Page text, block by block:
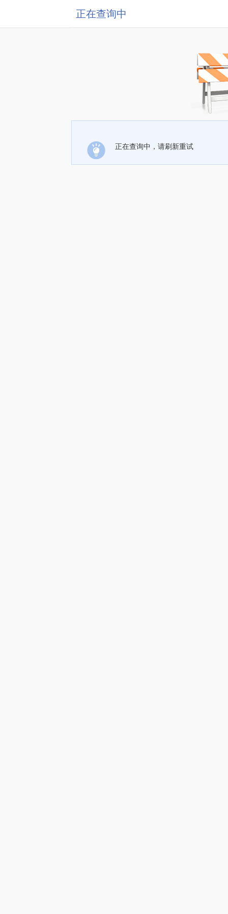
正在查询中
正在查询中，请刷新重试